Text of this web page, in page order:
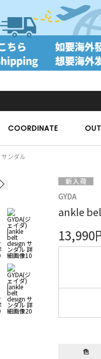
COORDINATE
ンダル
27
GYDA
ankle
13,990
色